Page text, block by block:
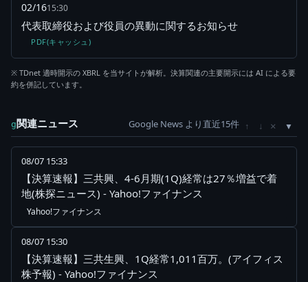
02/1615:30
代表取締役および役員の異動に関するお知らせ
PDF(キャッシュ)
※ TDnet 適時開示の XBRL を当サイトが解析。決算関連の主要開示には AI による要
約を併記しています。
g関連ニュース Google News より直近15件 ↑ ↓ ×
08/07 15:33
【決算速報】三共興、4-6月期(1Q)経常は27％増益で着
地(株探ニュース) - Yahoo!ファイナンス
Yahoo!ファイナンス
08/07 15:30
【決算速報】三共生興、1Q経常1,011百万。(アイフィス
株予報) - Yahoo!ファイナンス